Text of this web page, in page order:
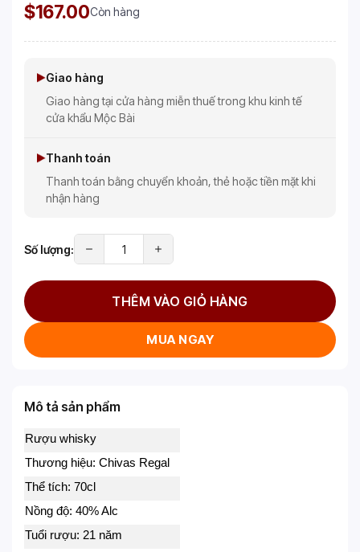
$167.00Còn hàng
Giao hàng
Giao hàng tại cửa hàng miễn thuế trong khu kinh tế
cửa khẩu Mộc Bài
Thanh toán
Thanh toán bằng chuyển khoản, thẻ hoặc tiền mặt khi
nhận hàng
Số lượng:
THÊM VÀO GIỎ HÀNG
MUA NGAY
Mô tả sản phẩm
Rượu whisky
Thương hiệu: Chivas Regal
Thể tích: 70cl
Nồng độ: 40% Alc
Tuổi rượu: 21 năm